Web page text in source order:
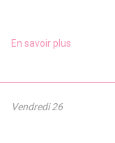
En savoir plus
Vendredi 26